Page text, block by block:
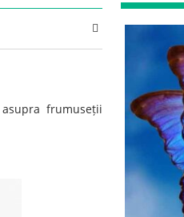
frumuseții